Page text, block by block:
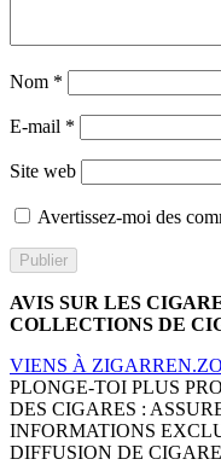
Nom *
E-mail *
Site web
Avertissez-moi des
AVIS SUR LES
COLLECTIONS DE
VIENS À
PLONGE-TOI PLUS
DES CIGARES :
INFORMATIONS
DIFFUSION DE